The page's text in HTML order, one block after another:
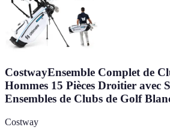
CostwayEnsemble Complet de
Hommes 15 Pièces Droitier avec
Ensembles de Clubs de Golf
Costway